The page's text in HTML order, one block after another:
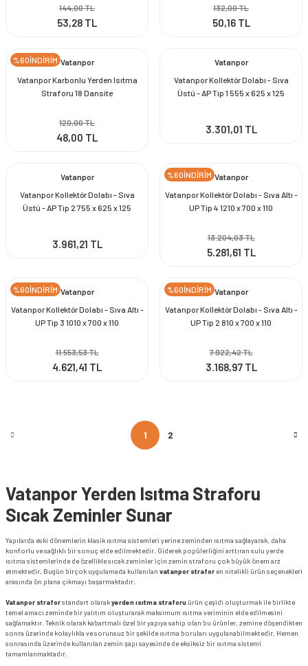
144,00 TL
53,28 TL
132,00 TL
50,16 TL
%60İNDİRİM Vatanpor
Vatanpor Karbonlu Yerden Isıtma
Straforu 18 Dansite
120,00 TL
48,00 TL
Vatanpor
Vatanpor Kollektör Dolabı - Sıva
Üstü - AP Tip 1 555 x 625 x 125
3.301,01 TL
Vatanpor
Vatanpor Kollektör Dolabı - Sıva
Üstü - AP Tip 2 755 x 625 x 125
3.961,21 TL
%60İNDİRİM Vatanpor
Vatanpor Kollektör Dolabı - Sıva Altı -
UP Tip 4 1210 x 700 x 110
13.204,03 TL
5.281,61 TL
%60İNDİRİM Vatanpor
Vatanpor Kollektör Dolabı - Sıva Altı -
UP Tip 3 1010 x 700 x 110
11.553,53 TL
4.621,41 TL
%60İNDİRİM Vatanpor
Vatanpor Kollektör Dolabı - Sıva Altı -
UP Tip 2 810 x 700 x 110
7.922,42 TL
3.168,97 TL
1 2
Vatanpor Yerden Isıtma Straforu
Sıcak Zeminler Sunar
Yapılarda eski dönemlerin klasik ısıtma sistemleri yerine zeminden ısıtma sağlayarak, daha
konforlu ve sağlıklı bir sonuç elde edilmektedir. Giderek popülerliğini arttıran sulu yerde
ısıtma sistemlerinde de özellikle sıcak zeminler için zemin straforu çok büyük önem arz
etmektedir. Bugün birçok uygulamada kullanılan vatanpor strafor en nitelikli ürün seçenekleri
arasında ön plana çıkmayı başarmaktadır.
Vatanpor straforstandart olarakyerden ısıtma straforu ürün çeşidi oluşturmak ile birlikte
temel amacı zeminde bir yalıtım oluşturarak maksimum ısıtma veriminin elde edilmesini
sağlamaktır. Teknik olarak kabartmalı özel bir yapıya sahip olan bu ürünler, zemine döşendikten
sonra üzerinde kolaylıkla ve sorunsuz bir şekilde ısıtma boruları uygulanabilmektedir. Hemen
sonrasında üzerinde kullanılan zemin şapı sayesinde de eksiksiz bir ısıtma sistemi
tamamlanmaktadır.